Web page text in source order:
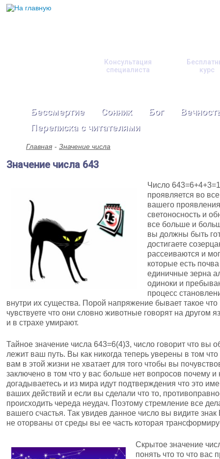
Консультация
специалиста
курс
Бессмертие Сонник Бог
Переписка с читателями
Главная Значение числа
Значение числа 643
Число
проявляется во
вашего
светоносность и
все больше и
вы должны быть
достигаете
рассеиваются и
которые есть
единичные зерна
одиноки и
процесс
внутри их существа. Порой напряжение бывает такое
чувствуете что они словно животные говорят на другом
и в страхе умирают.
Тайное значение числа 643=6(4)3, число говорит что вы
лежит ваш путь. Вы как никогда теперь уверены в том
вам в этой жизни не хватает для того чтобы вы
заключено в том что у вас больше нет вопросов почему и
догадываетесь и из мира идут подтверждения что это
ваших действий и если вы сделали что то,
происходить череда неудач. Поэтому стремление все
вашего счастья. Так увидев данное число вы видите
не оторваны от среды вы ее часть которая
Скрытое значение
понять что то что вас